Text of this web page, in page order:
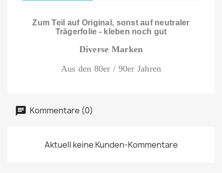
Zum Teil auf Original, sonst auf neutraler
Trägerfolie - kleben noch gut
Diverse Marken
Aus den 80er / 90er Jahren
Kommentare (0)
Aktuell keine Kunden-Kommentare